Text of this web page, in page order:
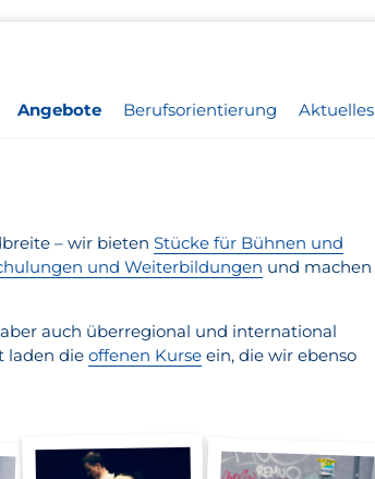
Angebote Berufsorientierung Aktuelles
– wir bietenStücke für Bühnen und
und Weiterbildungen und machen
auch überregional und international
laden dieoffenen Kurse ein, die wir ebenso